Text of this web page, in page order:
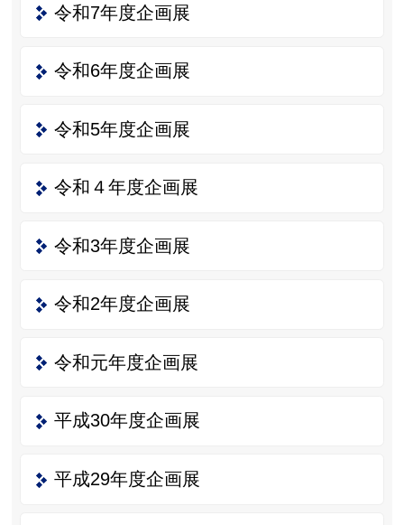
令和7年度企画展
令和6年度企画展
令和5年度企画展
令和４年度企画展
令和3年度企画展
令和2年度企画展
令和元年度企画展
平成30年度企画展
平成29年度企画展